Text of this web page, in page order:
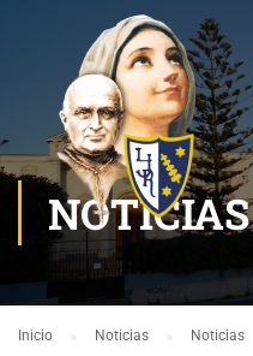
NOTICIAS
Inicio Noticias
Noticias